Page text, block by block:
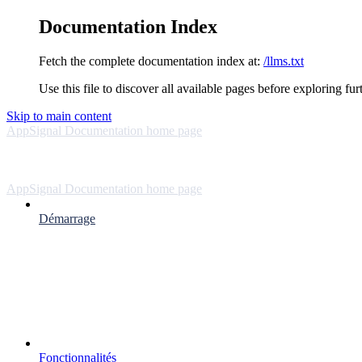
Documentation Index
Fetch the complete documentation index at: /llms.txt
Use this file to discover all available pages before exploring
Skip to main content
AppSignal Documentation home page
AppSignal Documentation home page
Démarrage
Fonctionnalités